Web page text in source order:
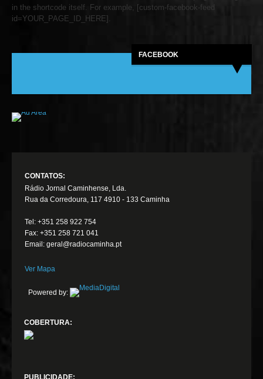
in the shortcode itself. For example, [custom-facebook-feed
id=YOUR_PAGE_ID_HERE].
FACEBOOK
CONTATOS:
Rádio Jornal Caminhense, Lda.
Rua da Corredoura, 117 4910 - 133 Caminha
Tel: +351 258 922 754
Fax: +351 258 721 041
Email: geral@radiocaminha.pt
Ver Mapa
Powered by:
COBERTURA:
PUBLICIDADE: